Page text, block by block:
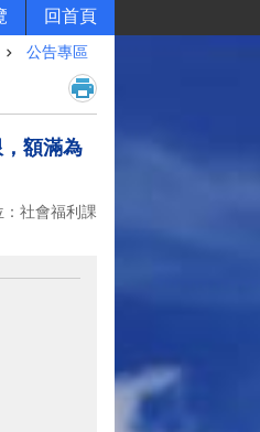
回首頁
公告專區
額滿為
：社會福利課